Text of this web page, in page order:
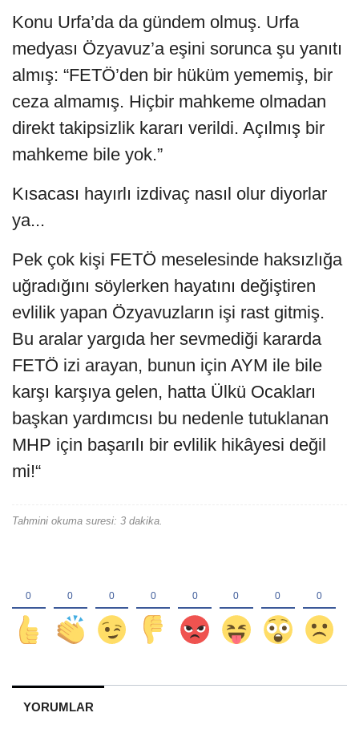
Konu Urfa’da da gündem olmuş. Urfa
medyası Özyavuz’a eşini sorunca şu yanıtı
almış: “FETÖ’den bir hüküm yememiş, bir
ceza almamış. Hiçbir mahkeme olmadan
direkt takipsizlik kararı verildi. Açılmış bir
mahkeme bile yok.”
Kısacası hayırlı izdivaç nasıl olur diyorlar
ya...
Pek çok kişi FETÖ meselesinde haksızlığa
uğradığını söylerken hayatını değiştiren
evlilik yapan Özyavuzların işi rast gitmiş.
Bu aralar yargıda her sevmediği kararda
FETÖ izi arayan, bunun için AYM ile bile
karşı karşıya gelen, hatta Ülkü Ocakları
başkan yardımcısı bu nedenle tutuklanan
MHP için başarılı bir evlilik hikâyesi değil
mi!“
Tahmini okuma suresi: 3 dakika.
YORUMLAR